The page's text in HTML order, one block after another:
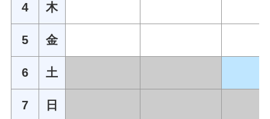
4 木
5 金
6 土
7 日